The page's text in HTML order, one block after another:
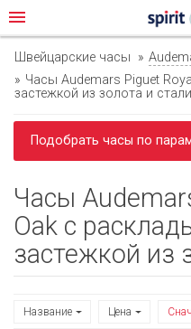
menu
Швейцарские часы
Часы Audemars Piguet
застежкой из золота и стали
Подобрать часы по
Часы
Oak с
застежкой из
Название Цена